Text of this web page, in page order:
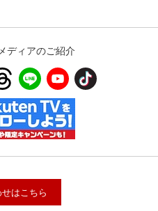
ディアのご紹介
はこちら